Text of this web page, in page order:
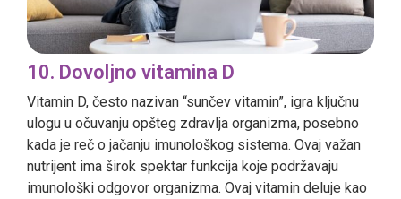
10. Dovoljno vitamina D
Vitamin D, često nazivan “sunčev vitamin”, igra ključnu
ulogu u očuvanju opšteg zdravlja organizma, posebno
kada je reč o jačanju imunološkog sistema. Ovaj važan
nutrijent ima širok spektar funkcija koje podržavaju
imunološki odgovor organizma. Ovaj vitamin deluje kao